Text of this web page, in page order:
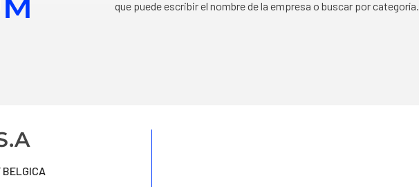
que puede escribir el nombre de la empresa o buscar por categoría.
BELGICA